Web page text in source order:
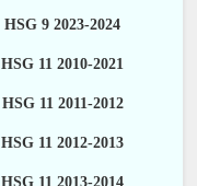
HSG 9 2023-2024
HSG 11 2010-2021
HSG 11 2011-2012
HSG 11 2012-2013
HSG 11 2013-2014